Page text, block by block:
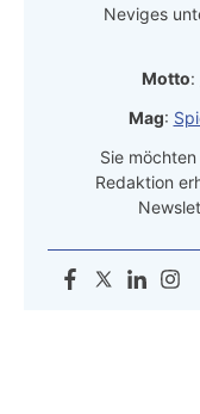
Neviges
Motto:
Mag:
Sie
Redaktion